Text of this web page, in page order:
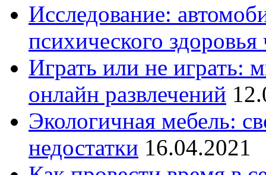
Исследование:
психического здоровья
Играть или не играть:
онлайн развлечений
Экологичная мебель:
недостатки 16.04.2021